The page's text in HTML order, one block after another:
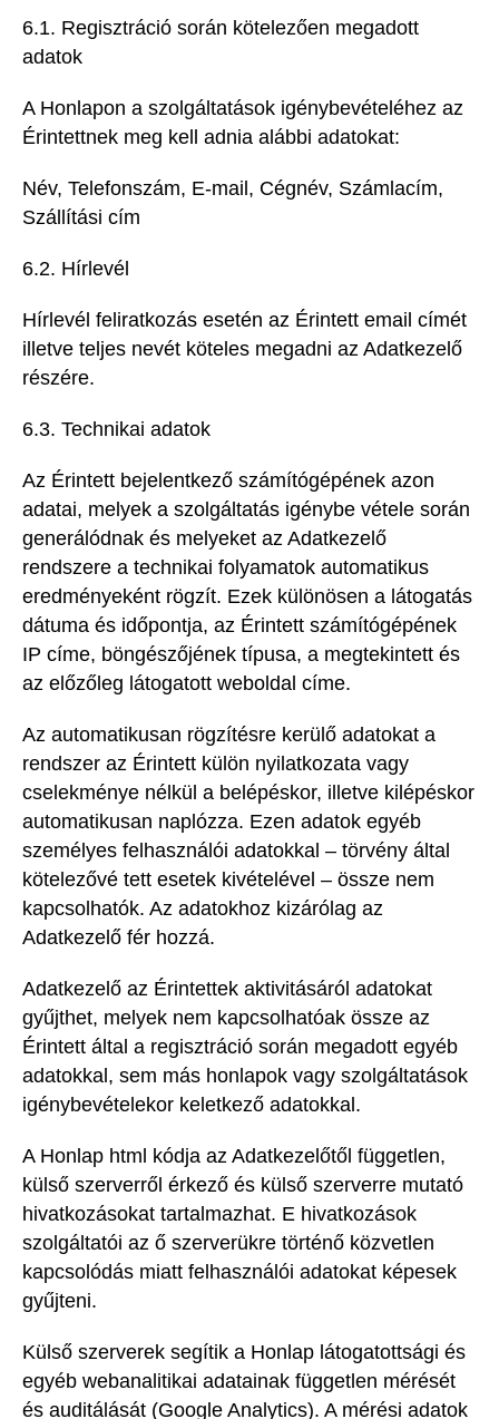
6.1. Regisztráció során kötelezően megadott
adatok
A Honlapon a szolgáltatások igénybevételéhez az
Érintettnek meg kell adnia alábbi adatokat:
Név, Telefonszám, E-mail, Cégnév, Számlacím,
Szállítási cím
6.2. Hírlevél
Hírlevél feliratkozás esetén az Érintett email címét
illetve teljes nevét köteles megadni az Adatkezelő
részére.
6.3. Technikai adatok
Az Érintett bejelentkező számítógépének azon
adatai, melyek a szolgáltatás igénybe vétele során
generálódnak és melyeket az Adatkezelő
rendszere a technikai folyamatok automatikus
eredményeként rögzít. Ezek különösen a látogatás
dátuma és időpontja, az Érintett számítógépének
IP címe, böngészőjének típusa, a megtekintett és
az előzőleg látogatott weboldal címe.
Az automatikusan rögzítésre kerülő adatokat a
rendszer az Érintett külön nyilatkozata vagy
cselekménye nélkül a belépéskor, illetve kilépéskor
automatikusan naplózza. Ezen adatok egyéb
személyes felhasználói adatokkal – törvény által
kötelezővé tett esetek kivételével – össze nem
kapcsolhatók. Az adatokhoz kizárólag az
Adatkezelő fér hozzá.
Adatkezelő az Érintettek aktivitásáról adatokat
gyűjthet, melyek nem kapcsolhatóak össze az
Érintett által a regisztráció során megadott egyéb
adatokkal, sem más honlapok vagy szolgáltatások
igénybevételekor keletkező adatokkal.
A Honlap html kódja az Adatkezelőtől független,
külső szerverről érkező és külső szerverre mutató
hivatkozásokat tartalmazhat. E hivatkozások
szolgáltatói az ő szerverükre történő közvetlen
kapcsolódás miatt felhasználói adatokat képesek
gyűjteni.
Külső szerverek segítik a Honlap látogatottsági és
egyéb webanalitikai adatainak független mérését
és auditálását (Google Analytics). A mérési adatok